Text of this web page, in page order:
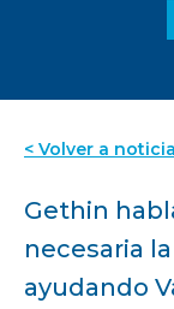
< Volver a
Gethin
necesaria
ayudando